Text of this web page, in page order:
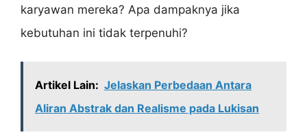
karyawan mereka? Apa dampaknya jika
kebutuhan ini tidak terpenuhi?
Artikel Lain: Jelaskan Perbedaan Antara
Aliran Abstrak dan Realisme pada Lukisan